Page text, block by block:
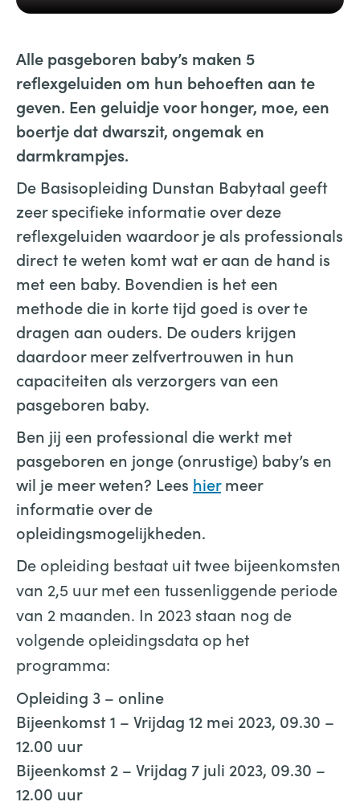
Alle pasgeboren baby’s maken 5
reflexgeluiden om hun behoeften aan te
geven. Een geluidje voor honger, moe, een
boertje dat dwarszit, ongemak en
darmkrampjes.
De Basisopleiding Dunstan Babytaal geeft
zeer specifieke informatie over deze
reflexgeluiden waardoor je als professionals
direct te weten komt wat er aan de hand is
met een baby. Bovendien is het een
methode die in korte tijd goed is over te
dragen aan ouders. De ouders krijgen
daardoor meer zelfvertrouwen in hun
capaciteiten als verzorgers van een
pasgeboren baby.
Ben jij een professional die werkt met
pasgeboren en jonge (onrustige) baby’s en
wil je meer weten? Lees hiermeer
informatie over de
opleidingsmogelijkheden.
De opleiding bestaat uit twee bijeenkomsten
van 2,5 uur met een tussenliggende periode
van 2 maanden. In 2023 staan nog de
volgende opleidingsdata op het
programma:
Opleiding 3 – online
Bijeenkomst 1 – Vrijdag 12 mei 2023, 09.30 –
12.00 uur
Bijeenkomst 2 – Vrijdag 7 juli 2023, 09.30 –
12.00 uur